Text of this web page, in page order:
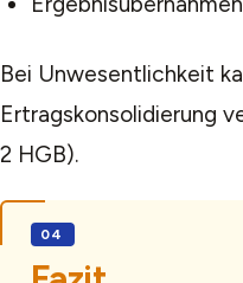
Bei Unwesentlichkeit
Ertragskonsolidierung
2 HGB).